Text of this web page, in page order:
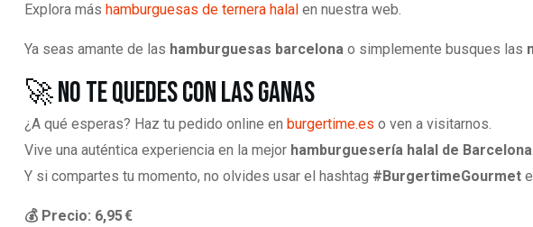
Explora más hamburguesas de ternera halal en nuestra web.
Ya seas amante de las hamburguesas barcelona o simplemente busques las
🚀 No te quedes con las ganas
¿A qué esperas? Haz tu pedido online en burgertime.es o ven a visitarnos.
Vive una auténtica experiencia en la mejor hamburguesería halal de Barcelona.
Y si compartes tu momento, no olvides usar el hashtag #BurgertimeGourmet
💰 Precio: 6,95 €